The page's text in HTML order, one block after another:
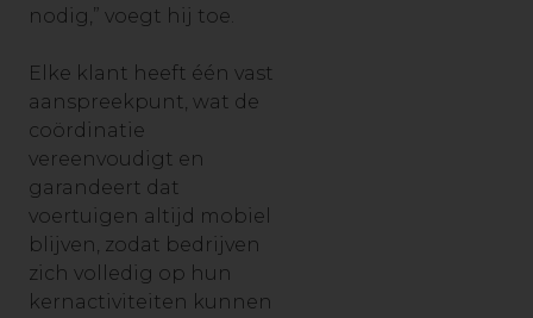
nodig,” voegt hij toe.
Elke klant heeft één vast
aanspreekpunt, wat de
coördinatie
vereenvoudigt en
garandeert dat
voertuigen altijd mobiel
blijven, zodat bedrijven
zich volledig op hun
kernactiviteiten kunnen